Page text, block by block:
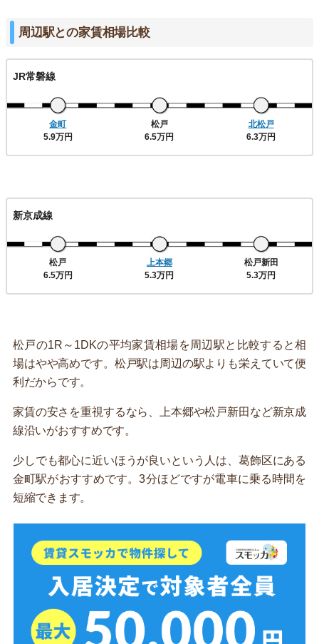
周辺駅との家賃相場比較
JR常磐線
金町
5.9万円
松戸
6.5万円
北松戸
6.3万円
新京成線
松戸
6.5万円
上本郷
5.3万円
松戸新田
5.3万円
松戸の1R～1DKの平均家賃相場を周辺駅と比較すると相
場はやや高めです。松戸駅は周辺の駅よりも栄えていて便
利だからです。
家賃の安さを重視するなら、上本郷や松戸新田など新京成
線沿いがおすすめです。
少しでも都心に近いほうが良いという人は、葛飾区にある
金町駅がおすすめです。3分ほどですが電車に乗る時間を
短縮できます。